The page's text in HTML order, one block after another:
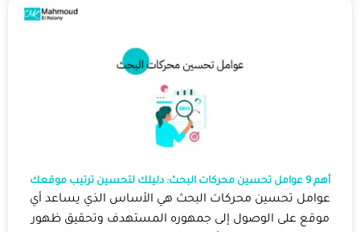
أهم 9 عوامل تحسين محركات البحث: دليلك لتحسين ترتيب موقعك
عوامل تحسين محركات البحث هي الأساس الذي يساعد أي
موقع على الوصول إلى جمهوره المستهدف وتحقيق ظهور